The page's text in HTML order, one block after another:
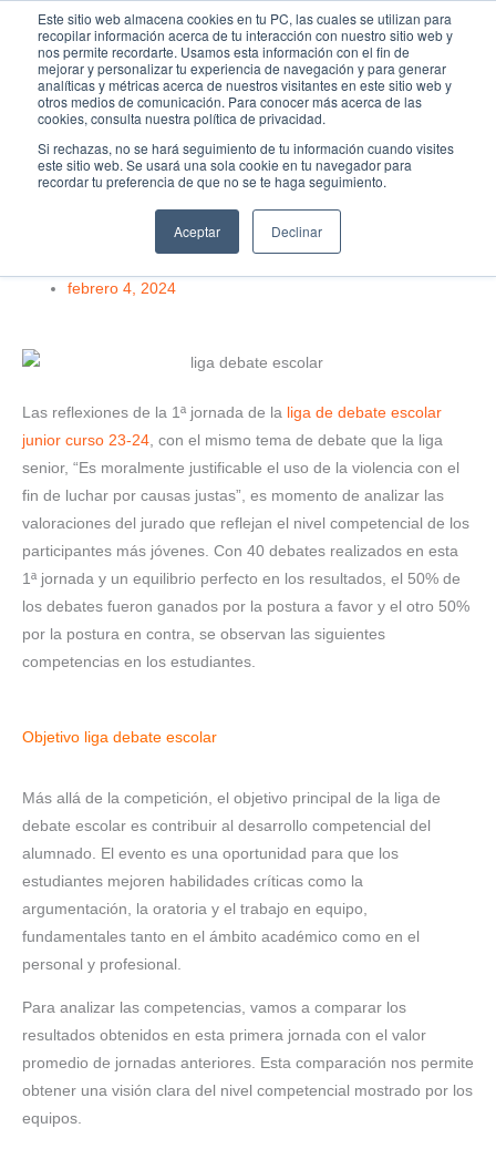
Este sitio web almacena cookies en tu PC, las cuales se utilizan para
recopilar información acerca de tu interacción con nuestro sitio web y
nos permite recordarte. Usamos esta información con el fin de
mejorar y personalizar tu experiencia de navegación y para generar
analíticas y métricas acerca de nuestros visitantes en este sitio web y
otros medios de comunicación. Para conocer más acerca de las
cookies, consulta nuestra política de privacidad.
Si rechazas, no se hará seguimiento de tu información cuando visites
este sitio web. Se usará una sola cookie en tu navegador para
recordar tu preferencia de que no se te haga seguimiento.
Aceptar Declinar
contenido
Fundación Actívate
Debate,Ligas y torneos de debate
febrero 4, 2024
Las reflexiones de la 1ª jornada de la liga de debate escolar
junior curso 23-24 , con el mismo tema de debate que la liga
senior, “Es moralmente justificable el uso de la violencia con el
fin de luchar por causas justas”, es momento de analizar las
valoraciones del jurado que reflejan el nivel competencial de los
participantes más jóvenes. Con 40 debates realizados en esta
1ª jornada y un equilibrio perfecto en los resultados, el 50% de
los debates fueron ganados por la postura a favor y el otro 50%
por la postura en contra, se observan las siguientes
competencias en los estudiantes.
Objetivo liga debate escolar
Más allá de la competición, el objetivo principal de la liga de
debate escolar es contribuir al desarrollo competencial del
alumnado. El evento es una oportunidad para que los
estudiantes mejoren habilidades críticas como la
argumentación, la oratoria y el trabajo en equipo,
fundamentales tanto en el ámbito académico como en el
personal y profesional.
Para analizar las competencias, vamos a comparar los
resultados obtenidos en esta primera jornada con el valor
promedio de jornadas anteriores. Esta comparación nos permite
obtener una visión clara del nivel competencial mostrado por los
equipos.